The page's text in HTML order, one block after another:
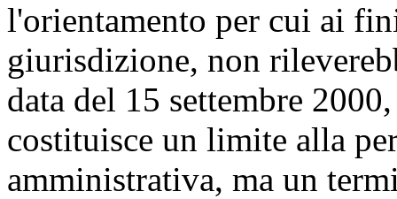
l'orientamento per cui ai
giurisdizione, non
data del 15 settembre
costituisce un limite alla
amministrativa, ma un